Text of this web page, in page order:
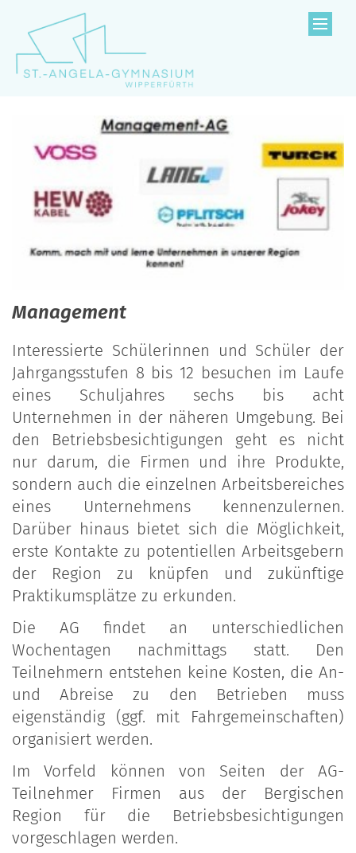
Zum Inhalt springen
Management
Interessierte Schülerinnen und Schüler der
Jahrgangsstufen 8 bis 12 besuchen im Laufe
eines Schuljahres sechs bis acht
Unternehmen in der näheren Umgebung. Bei
den Betriebsbesichtigungen geht es nicht
nur darum, die Firmen und ihre Produkte,
sondern auch die einzelnen Arbeitsbereiches
eines Unternehmens kennenzulernen.
Darüber hinaus bietet sich die Möglichkeit,
erste Kontakte zu potentiellen Arbeitsgebern
der Region zu knüpfen und zukünftige
Praktikumsplätze zu erkunden.
Die AG findet an unterschiedlichen
Wochentagen nachmittags statt. Den
Teilnehmern entstehen keine Kosten, die An-
und Abreise zu den Betrieben muss
eigenständig (ggf. mit Fahrgemeinschaften)
organisiert werden.
Im Vorfeld können von Seiten der AG-
Teilnehmer Firmen aus der Bergischen
Region für die Betriebsbesichtigungen
vorgeschlagen werden.